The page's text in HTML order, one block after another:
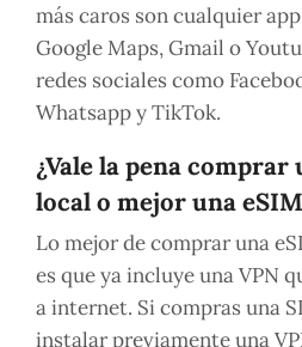
más caros son cualquier
Google Maps, Gmail o
redes sociales como
Whatsapp y TikTok.
¿Vale la pena
local o mejor una
Lo mejor de comprar una
es que ya incluye una VPN
a internet. Si compras una
instalar previamente una